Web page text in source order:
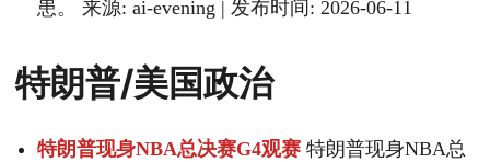
患。 来源: ai-evening | 发布时间: 2026-06-11
特朗普/美国政治
特朗普现身NBA总决赛G4观赛 特朗普现身NBA总